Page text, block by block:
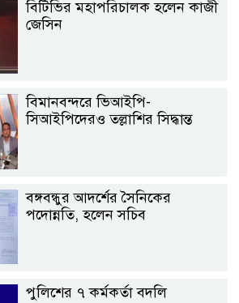
বিটিভির মহাপরিচালক হলেন কাজী
জেসিন
বিমানবন্দরে ভিআইপি-
সিআইপিদেরও তল্লাশির সিদ্ধান্ত
বঙ্গবন্ধুর আদর্শের সৈনিকের
পদোন্নতি, হলেন সচিব
পুলিশের ৭ কর্মকর্তা বদলি